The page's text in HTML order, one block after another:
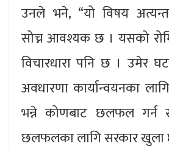
उनले भने, “यो विषय अत्यन्त
सोच्न आवश्यक छ । यसको
विचारधारा पनि छ । उमेर
अवधारणा कार्यान्वयनका
भन्ने कोणबाट छलफल गर्न
छलफलका लागि सरकार खुला